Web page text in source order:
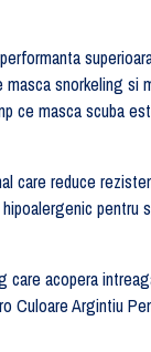
snorkeling si
ce masca scuba
reduce
pentru
acopera
Culoare Argintiu